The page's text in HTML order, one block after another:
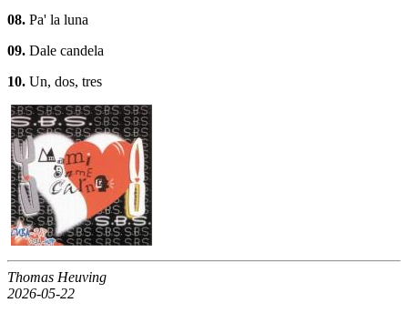
08. Pa' la luna
09. Dale candela
10. Un, dos, tres
Thomas Heuving
2026-05-22